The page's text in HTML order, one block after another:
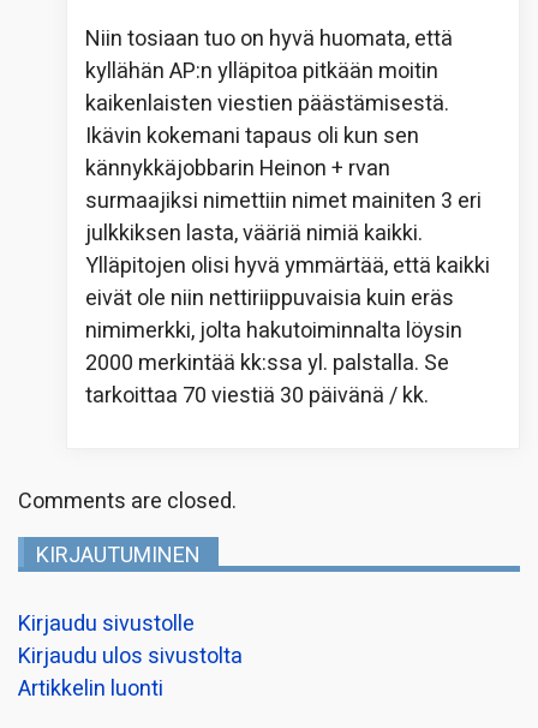
Niin tosiaan tuo on hyvä huomata, että
kyllähän AP:n ylläpitoa pitkään moitin
kaikenlaisten viestien päästämisestä.
Ikävin kokemani tapaus oli kun sen
kännykkäjobbarin Heinon + rvan
surmaajiksi nimettiin nimet mainiten 3 eri
julkkiksen lasta, vääriä nimiä kaikki.
Ylläpitojen olisi hyvä ymmärtää, että kaikki
eivät ole niin nettiriippuvaisia kuin eräs
nimimerkki, jolta hakutoiminnalta löysin
2000 merkintää kk:ssa yl. palstalla. Se
tarkoittaa 70 viestiä 30 päivänä / kk.
Comments are closed.
KIRJAUTUMINEN
Kirjaudu sivustolle
Kirjaudu ulos sivustolta
Artikkelin luonti